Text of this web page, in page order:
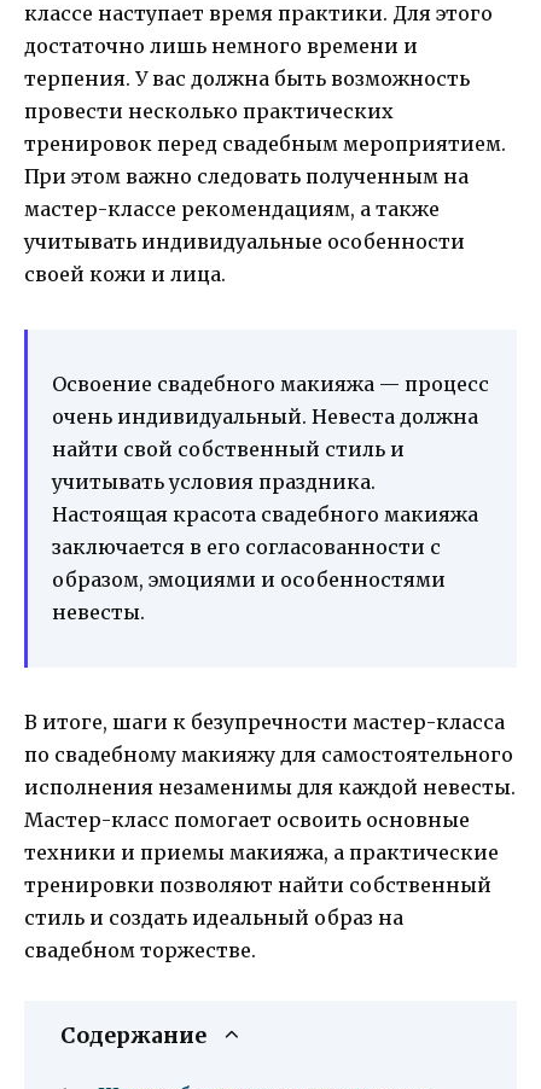
классе наступает время практики. Для этого
достаточно лишь немного времени и
терпения. У вас должна быть возможность
провести несколько практических
тренировок перед свадебным мероприятием.
При этом важно следовать полученным на
мастер-классе рекомендациям, а также
учитывать индивидуальные особенности
своей кожи и лица.
Освоение свадебного макияжа — процесс
очень индивидуальный. Невеста должна
найти свой собственный стиль и
учитывать условия праздника.
Настоящая красота свадебного макияжа
заключается в его согласованности с
образом, эмоциями и особенностями
невесты.
В итоге, шаги к безупречности мастер-класса
по свадебному макияжу для самостоятельного
исполнения незаменимы для каждой невесты.
Мастер-класс помогает освоить основные
техники и приемы макияжа, а практические
тренировки позволяют найти собственный
стиль и создать идеальный образ на
свадебном торжестве.
Содержание